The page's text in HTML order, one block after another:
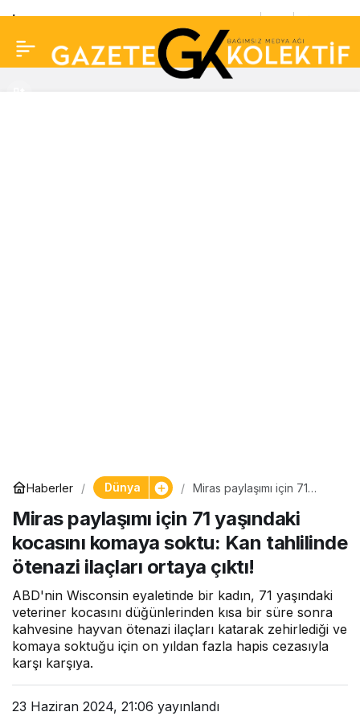
Haberler Dünya
Miras paylaşımı için 71
soktu: Kan tahlilinde ötenazi
ilaçları ortaya çıktı!
Miras paylaşımı için 71 yaşındaki
kocasını komaya soktu: Kan tahlilinde
ötenazi ilaçları ortaya çıktı!
ABD'nin Wisconsin eyaletinde bir kadın, 71 yaşındaki
veteriner kocasını düğünlerinden kısa bir süre sonra
kahvesine hayvan ötenazi ilaçları katarak zehirlediği ve
komaya soktuğu için on yıldan fazla hapis cezasıyla
karşı karşıya.
23 Haziran 2024, 21:06 yayınlandı
elbise tartışmasını